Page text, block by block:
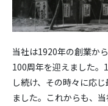
当社は1920年の創業か
100周年を迎えました
し続け、その時々に応
ました。これからも、